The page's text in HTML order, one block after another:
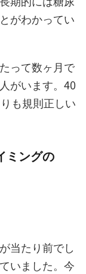
がわかってい
って数ヶ月で
がいます。40
も規則正しい
ミングの
当たり前でし
いました。今